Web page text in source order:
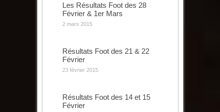
Les Résultats Foot des 28
Février & 1er Mars
2 mars 2015
Résultats Foot des 21 & 22
Février
23 février 2015
Résultats Foot des 14 et 15
Février